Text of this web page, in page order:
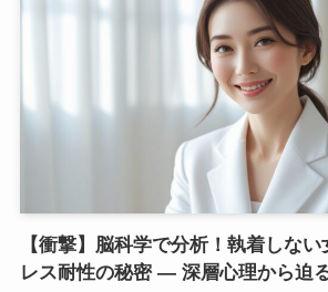
【衝撃】脳科学で分析！執着しな
レス耐性の秘密 ― 深層心理から迫